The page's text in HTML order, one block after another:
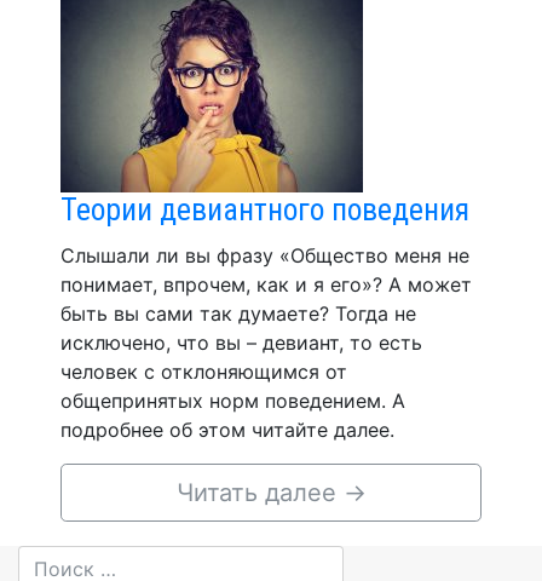
Теории девиантного поведения
Слышали ли вы фразу «Общество меня не
понимает, впрочем, как и я его»? А может
быть вы сами так думаете? Тогда не
исключено, что вы – девиант, то есть
человек с отклоняющимся от
общепринятых норм поведением. А
подробнее об этом читайте далее.
Читать далее →